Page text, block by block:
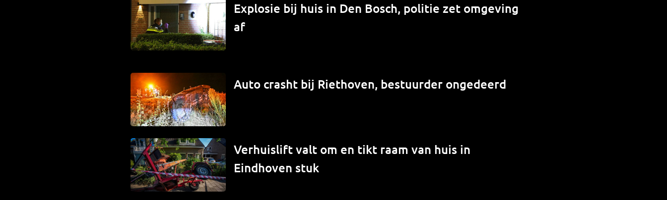
Explosie bij huis in Den Bosch, politie zet omgeving
af
Auto crasht bij Riethoven, bestuurder ongedeerd
Verhuislift valt om en tikt raam van huis in
Eindhoven stuk